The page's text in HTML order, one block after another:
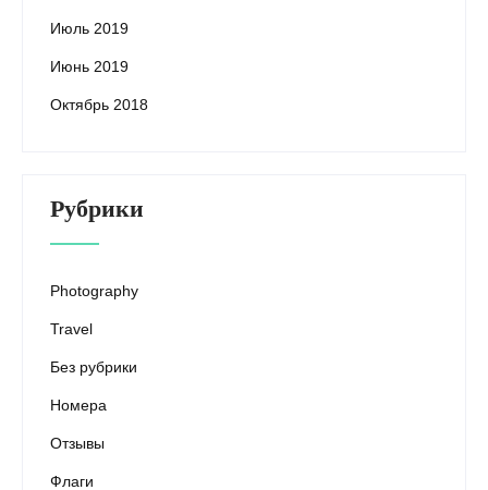
Июль 2019
Июнь 2019
Октябрь 2018
Рубрики
Photography
Travel
Без рубрики
Номера
Отзывы
Флаги